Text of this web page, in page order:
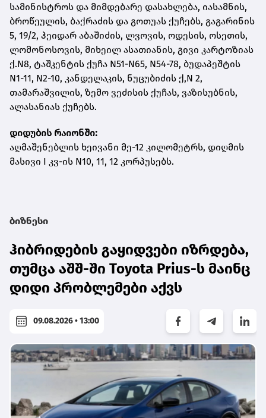
სამინისტროს და მიმდებარე დასახლება, იასამნის,
ბროწეულის, ბაქრაძის და გოთუას ქუჩებს, გაგარინის
5, 19/2, ჰეიდარ აბაშიძის, ლვოვის, ოდესის, ოსეთის,
ლომონოსოვის, მიხეილ ასათიანის, გივი კარტოზიას
ქ.N8, ტაშკენტის ქუჩა N51-N65, N54-78, ბუდაპეშტის
N1-11, N2-10, კანდელაკის, ნუცუბიძის ქ,N 2,
თამარაშვილის, ზემო ვეძისის ქუჩას, ვაზისუბნის,
ალასანიას ქუჩებს.
დიდუბის რაიონში:
აღმაშენებლის ხეივანი მე-12 კილომეტრს, დიღმის
მასივი I კვ-ის N10, 11, 12 კორპუსებს.
ბიზნესი
ჰიბრიდების გაყიდვები იზრდება,
თუმცა აშშ-ში Toyota Prius-ს მაინც
დიდი პრობლემები აქვს
09.08.2026 • 13:00